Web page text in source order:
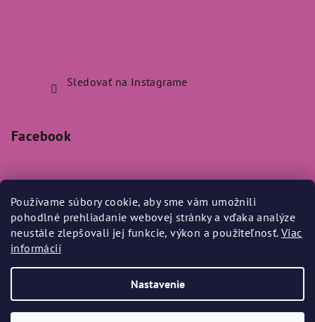
Používame súbory cookie, aby sme vám umožnili
pohodlné prehliadanie webovej stránky a vďaka analýze
neustále zlepšovali jej funkcie, výkon a použiteľnosť. Viac
informácií
Nastavenie
Sledovať na Instagrame
Facebook
Prijímame online platby